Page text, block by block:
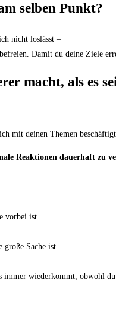
selben Punkt?
nicht loslässt –
Damit du deine Ziele
macht, als es
mit deinen Themen
Reaktionen dauerhaft zu
vorbei ist
große Sache ist
immer wiederkommt, obwohl